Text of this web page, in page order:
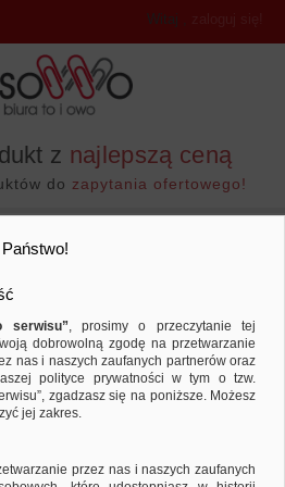
z najlepszą ceną
do zapytania ofertowego!
Witaj ,
LULA
Sortuj według
serwisu”, prosimy o przeczytanie tej
dobrowolną zgodę na przetwarzanie
nas i naszych zaufanych partnerów oraz
polityce prywatności w tym o tzw.
zgadzasz się na poniższe. Możesz
jej zakres.
przez nas i naszych zaufanych